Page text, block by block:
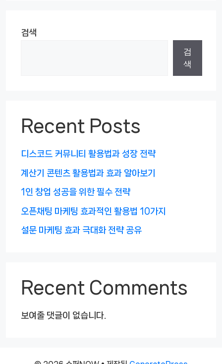
검색
검
색
Recent Posts
디스코드 커뮤니티 활용법과 성장 전략
계산기 콘텐츠 활용법과 효과 알아보기
1인 창업 성공을 위한 필수 전략
오픈채팅 마케팅 효과적인 활용법 10가지
설문 마케팅 효과 극대화 전략 공유
Recent Comments
보여줄 댓글이 없습니다.